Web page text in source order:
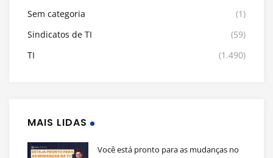
Sem categoria
(1)
Sindicatos de TI
(59)
TI
(1.490)
MAIS LIDAS
Você está pronto para as mudanças no